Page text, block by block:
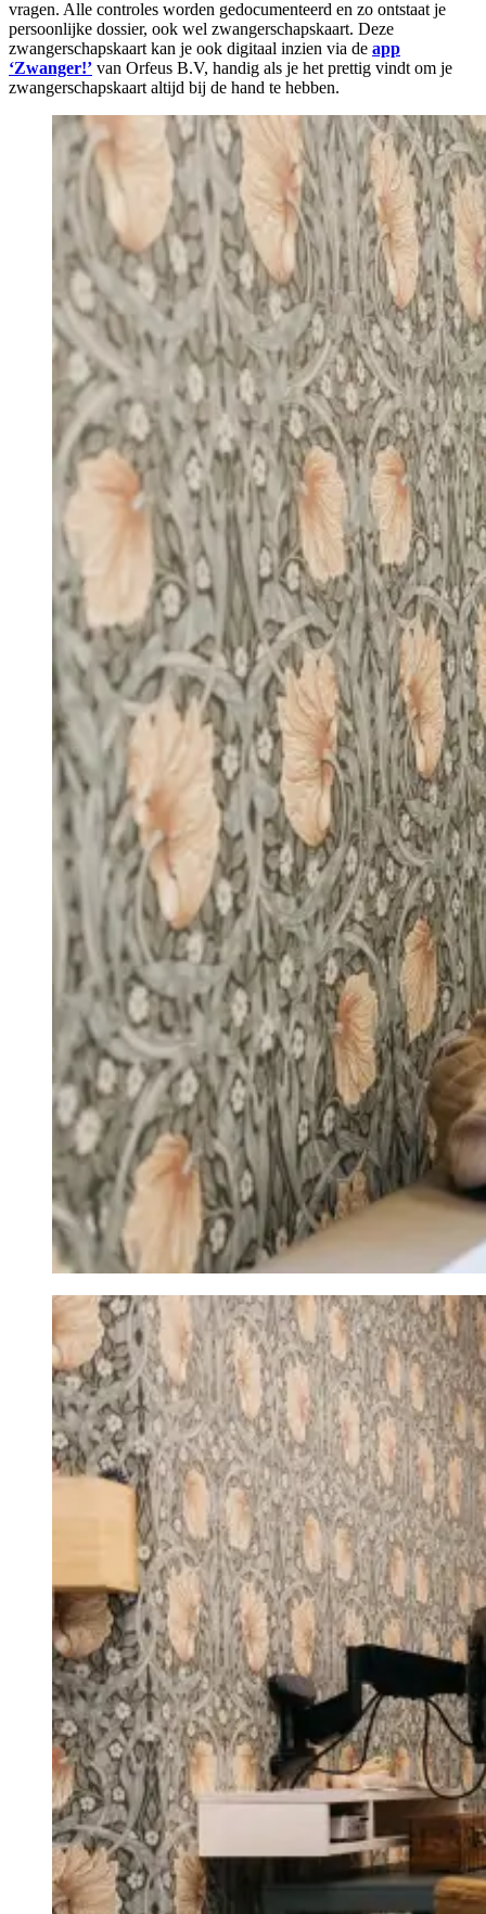
vragen. Alle controles worden gedocumenteerd en zo ontstaat je
persoonlijke dossier, ook wel zwangerschapskaart. Deze
zwangerschapskaart kan je ook digitaal inzien via de app
‘Zwanger!’ van Orfeus B.V, handig als je het prettig vindt om je
zwangerschapskaart altijd bij de hand te hebben.